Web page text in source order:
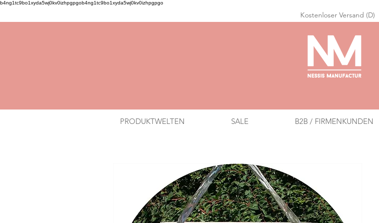
b4ng1tc9bo1xyda5wj0kv0izhpgpgob4ng1tc9bo1xyda5wj0kv0izhpgpgo
Kostenloser Versand (D)
PRODUKTWELTEN SALE B2B / FIRMENKUNDEN